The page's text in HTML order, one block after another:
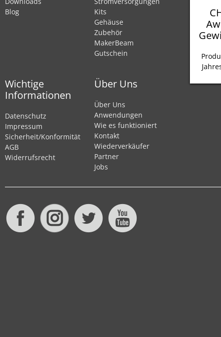
Blog
Kits
Gehäuse
Zubehör
MakerBeam
Gutschein
Wichtige
Informationen
Datenschutz
Impressum
Sicherheit/Konformität
AGB
Widerrufsrecht
Über Uns
Über Uns
Anwendungen
Wie es funktioniert
Kontakt
Wiederverkäufer
Partner
Jobs